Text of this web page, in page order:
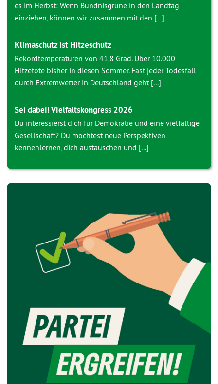
es im Herbst: Wenn Bündnisgrüne in den Landtag
einziehen, können wir zusammen mit den [...]
Klimaschutz ist Hitzeschutz
Rekordtemperaturen von 41,8 Grad. Über 10.000
Hitzetote bisher in diesen Sommer. Fast jeder Todesfall
durch Extremwetter in Deutschland geht [...]
Sei dabei! Vielfaltskongress 2026
Du interessierst dich für Demokratie und eine vielfältige
Gesellschaft? Du möchtest neue Perspektiven
kennenlernen, dich austauschen und [...]